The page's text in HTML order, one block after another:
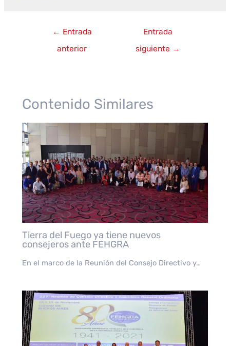
Navegación
← Entrada
anterior
Entrada
siguiente →
Contenido Similares
Tierra del Fuego ya tiene nuevos
consejeros ante FEHGRA
En el marco de la Reunión del Consejo Directivo y…